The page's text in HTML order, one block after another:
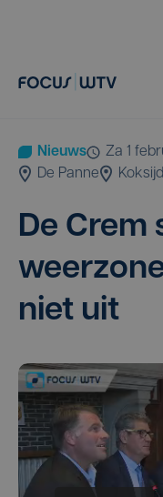
Nieuws
za 1
De Panne
De
niet uit